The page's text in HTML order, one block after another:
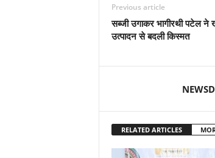
Previous article
सब्जी उगाकर भागीरथी पटेल ने
उत्पादन से बदली किस्मत
RELATED ARTICLES